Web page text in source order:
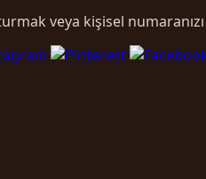
veya kişisel